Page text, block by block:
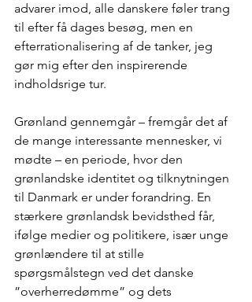
advarer imod, alle danskere føler trang
til efter få dages besøg, men en
efterrationalisering af de tanker, jeg
gør mig efter den inspirerende
indholdsrige tur.
Grønland gennemgår – fremgår det af
de mange interessante mennesker, vi
mødte – en periode, hvor den
grønlandske identitet og tilknytningen
til Danmark er under forandring. En
stærkere grønlandsk bevidsthed får,
ifølge medier og politikere, især unge
grønlændere til at stille
spørgsmålstegn ved det danske
”overherredømme” og dets